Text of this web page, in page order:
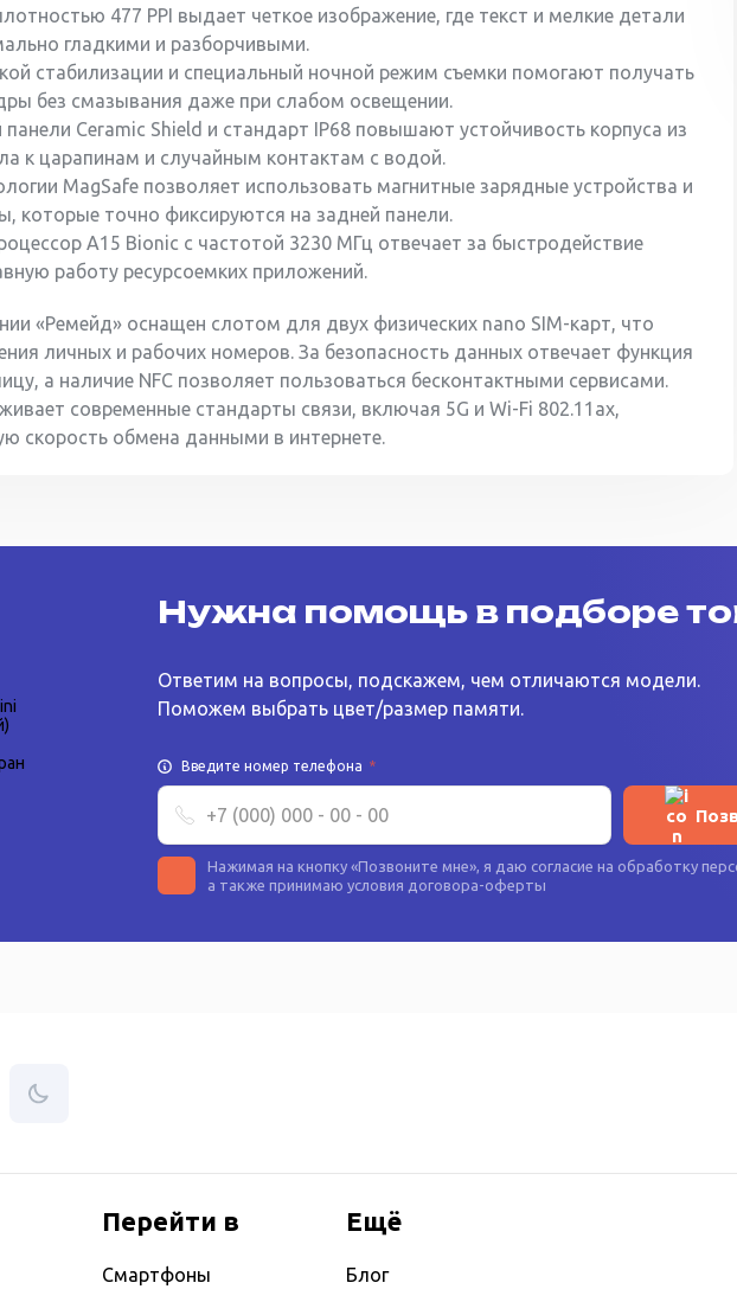
477 PPI выдает четкое изображение, где текст и мелкие детали
гладкими и разборчивыми.
стабилизации и специальный ночной режим съемки помогают получать
без смазывания даже при слабом освещении.
Ceramic Shield и стандарт IP68 повышают устойчивость корпуса из
к царапинам и случайным контактам с водой.
MagSafe позволяет использовать магнитные зарядные устройства и
которые точно фиксируются на задней панели.
A15 Bionic с частотой 3230 МГц отвечает за быстродействие
работу ресурсоемких приложений.
«Ремейд» оснащен слотом для двух физических nano SIM-карт, что
личных и рабочих номеров. За безопасность данных отвечает функция
а наличие NFC позволяет пользоваться бесконтактными сервисами.
современные стандарты связи, включая 5G и Wi-Fi 802.11ax,
скорость обмена данными в интернете.
Нужна помощь в подборе
Ответим на вопросы, подскажем, чем отличаются модели.
Поможем выбрать цвет/размер памяти.
Введите номер телефона *
Нажимая на кнопку «Позвоните мне», я даю согласие на обработку
а также принимаю условия договора-оферты
Перейти в
Смартфоны
Ещё
Блог